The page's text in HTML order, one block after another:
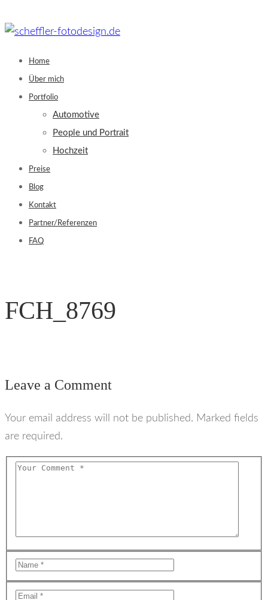
to
Home
Über mich
Portfolio
Automotive
People und Portrait
Hochzeit
Preise
Blog
Kontakt
Partner/Referenzen
FAQ
FCH_8769
Leave a Comment
Your email address will not be published. Marked fields
are required.